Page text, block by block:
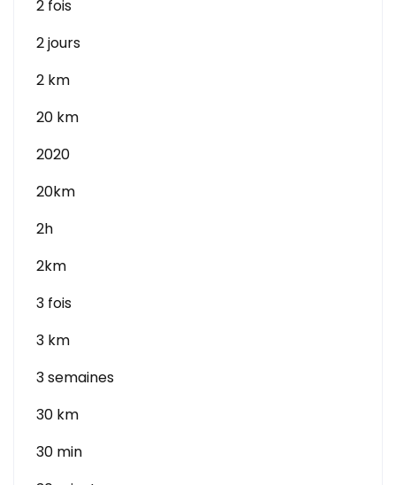
2 fois
2 jours
2 km
20 km
2020
20km
2h
2km
3 fois
3 km
3 semaines
30 km
30 min